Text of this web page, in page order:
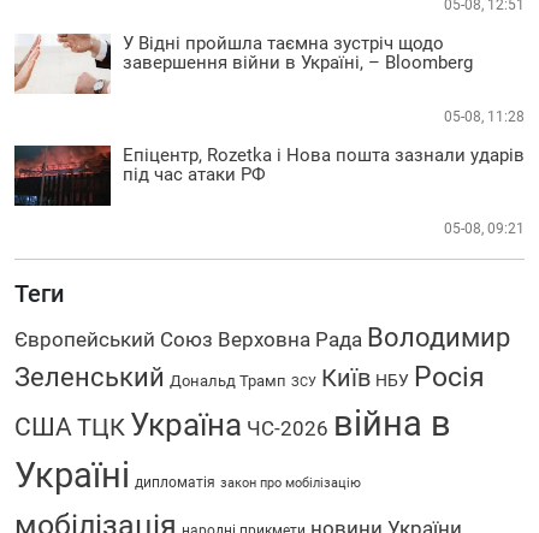
05-08, 12:51
У Відні пройшла таємна зустріч щодо
завершення війни в Україні, – Bloomberg
05-08, 11:28
Епіцентр, Rozetka і Нова пошта зазнали ударів
під час атаки РФ
05-08, 09:21
Теги
Європейський Союз Верховна Рада Володимир
Зеленський Дональд Трамп ЗСУ Київ НБУ Росія
США ТЦК Україна ЧС-2026 війна в
Україні дипломатія закон про мобілізацію
мобілізація новини України